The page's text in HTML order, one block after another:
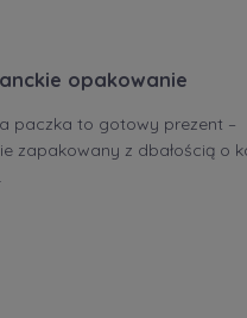
opakowanie
paczka to gotowy prezent –
zapakowany z dbałością o